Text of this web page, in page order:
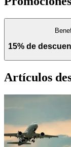
15% de
Artículos